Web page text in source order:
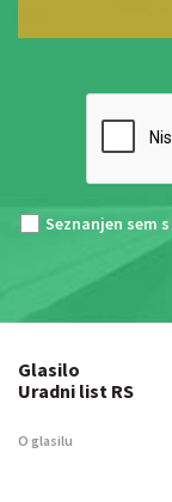
Seznanjen sem s
Glasilo
Uradni list RS
O glasilu